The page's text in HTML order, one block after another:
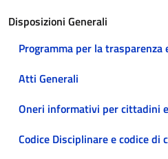
Disposizioni Generali
Programma per la trasparenza
Atti Generali
Oneri informativi per cittadini
Codice Disciplinare e codice di